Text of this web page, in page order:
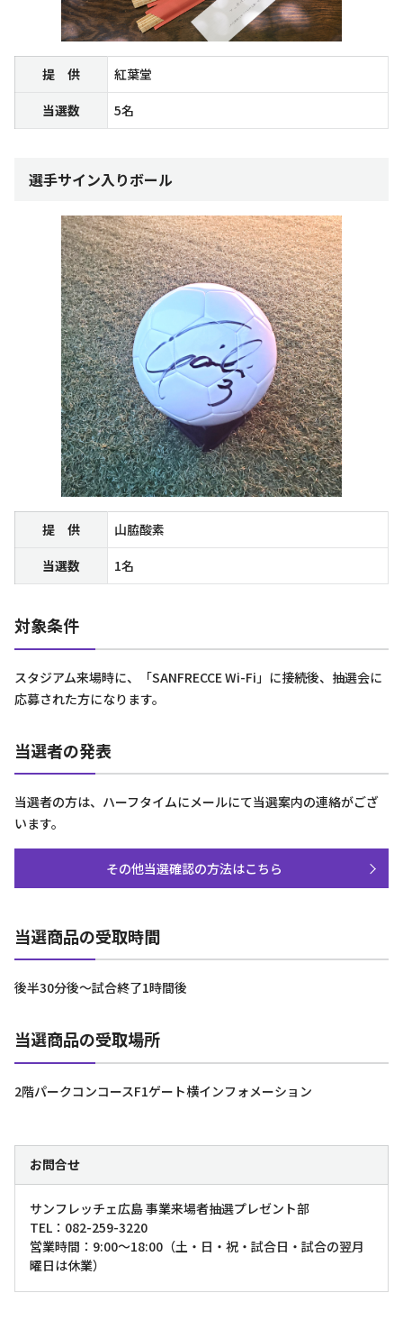
提 供
紅葉堂
当選数
5名
選手サイン入りボール
提 供
山脇酸素
当選数
1名
対象条件
スタジアム来場時に、「SANFRECCE Wi-Fi」に接続後、抽選会に
応募された方になります。
当選者の発表
当選者の方は、ハーフタイムにメールにて当選案内の連絡がござ
います。
その他当選確認の方法はこちら
当選商品の受取時間
後半30分後～試合終了1時間後
当選商品の受取場所
2階パークコンコースF1ゲート横インフォメーション
お問合せ
サンフレッチェ広島 事業来場者抽選プレゼント部
TEL：082-259-3220
営業時間：9:00～18:00（土・日・祝・試合日・試合の翌月
曜日は休業）